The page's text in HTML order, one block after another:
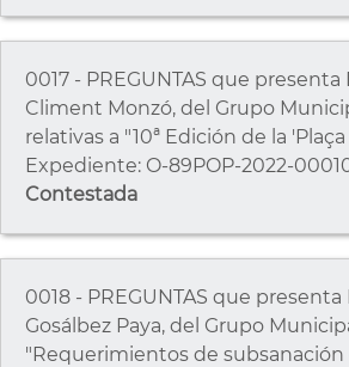
0017 - PREGUNTAS que presenta
Climent Monzó, del Grupo
relativas a "10ª Edición de la
Expediente: O-89POP-2022-
Contestada
0018 - PREGUNTAS que
Gosálbez Paya, del Grupo
"Requerimientos de subsanación